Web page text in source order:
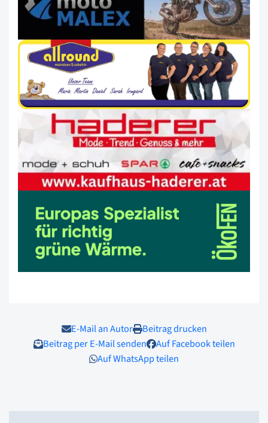
E-Mail an Autor
Beitrag drucken
Beitrag per E-Mail senden
Auf Facebook teilen
Auf WhatsApp teilen